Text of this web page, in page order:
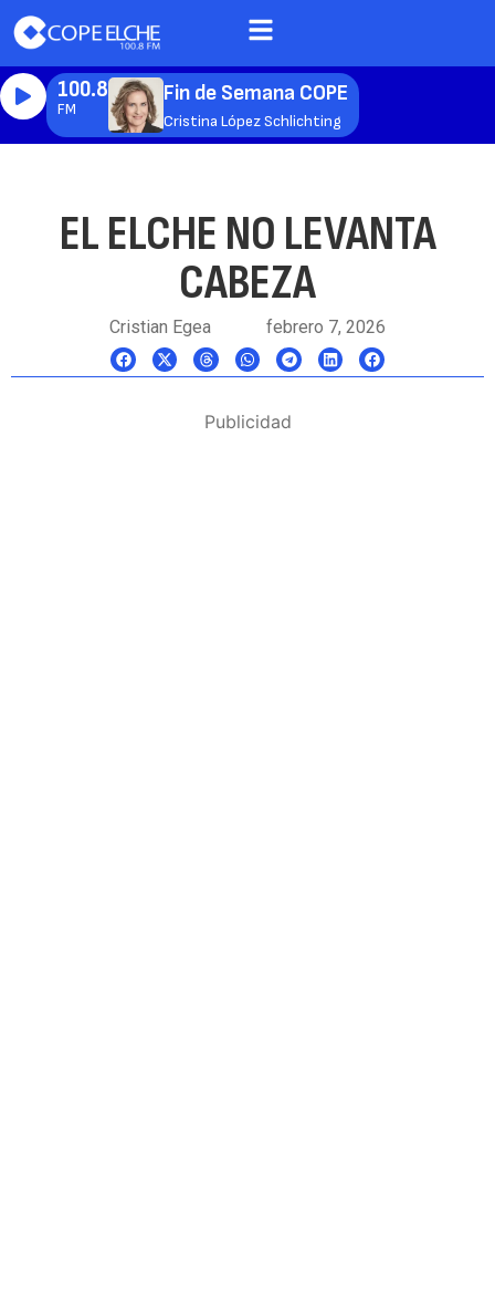
100.8
FM
Fin de Semana COPE
Cristina López Schlichting
EL ELCHE NO LEVANTA
CABEZA
Cristian Egea febrero 7, 2026
Publicidad